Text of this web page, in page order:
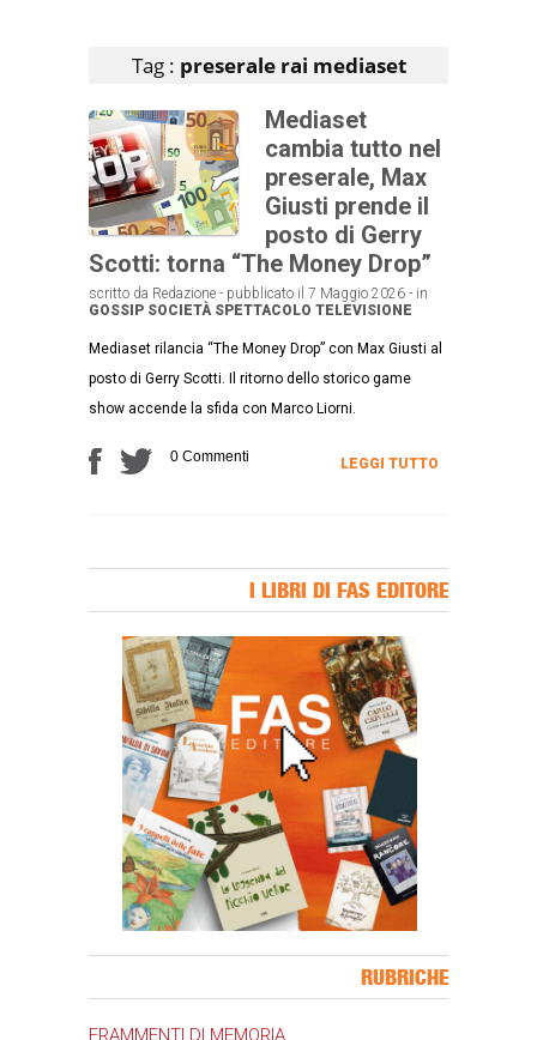
Tag : preserale rai mediaset
Mediaset
cambia tutto nel
preserale, Max
Giusti prende il
posto di Gerry
Scotti: torna “The Money Drop”
scritto da Redazione - pubblicato il 7 Maggio 2026 - in
GOSSIP SOCIETÀ SPETTACOLO TELEVISIONE
Mediaset rilancia “The Money Drop” con Max Giusti al
posto di Gerry Scotti. Il ritorno dello storico game
show accende la sfida con Marco Liorni.
0 Commenti LEGGI TUTTO
I LIBRI DI FAS EDITORE
RUBRICHE
FRAMMENTI DI MEMORIA